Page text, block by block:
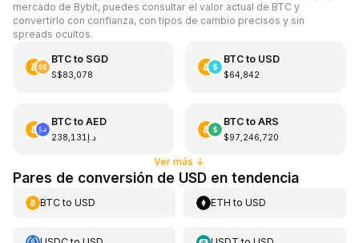
mercado de Bybit, puedes consultar el valor actual de BTC y
convertirlo con confianza, con tipos de cambio precisos y sin
spreads ocultos.
BTCto SGD
S$83,078
BTCto USD
$64,842
BTCto AED
د.إ238,131
BTCto ARS
$97,246,720
Ver más ↓
Pares de conversión de USD en tendencia
BTCto USD ETH toUSD